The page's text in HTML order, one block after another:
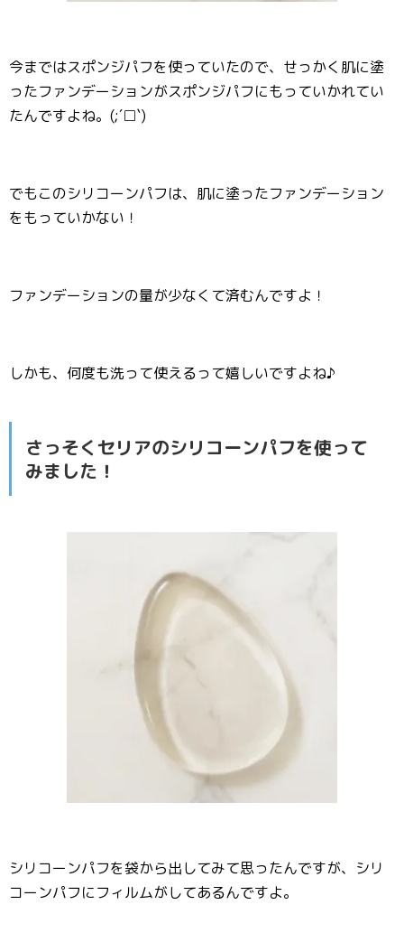
今まではスポンジパフを使っていたので、せっかく肌に塗
ったファンデーションがスポンジパフにもっていかれてい
たんですよね。(;´□`)
でもこのシリコーンパフは、肌に塗ったファンデーション
をもっていかない！
ファンデーションの量が少なくて済むんですよ！
しかも、何度も洗って使えるって嬉しいですよね♪
さっそくセリアのシリコーンパフを使って
みました！
シリコーンパフを袋から出してみて思ったんですが、シリ
コーンパフにフィルムがしてあるんですよ。